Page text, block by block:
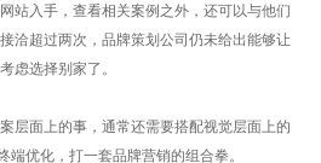
站入手，查看相关案例之外，还可以与他们
洽超过两次，品牌策划公司仍未给出能够让
虑选择别家了。
面上的事，通常还需要搭配视觉层面上的
优化，打一套品牌营销的组合拳。